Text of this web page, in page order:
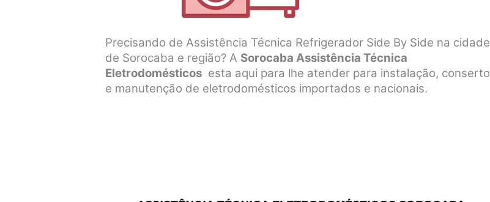
Precisando de Assistência Técnica Refrigerador Side By Side na cidade
de Sorocaba e região? A Sorocaba Assistência Técnica
Eletrodomésticos esta aqui para lhe atender para instalação, conserto
e manutenção de eletrodomésticos importados e nacionais.